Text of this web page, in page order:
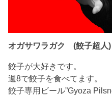
オガサワラガク (餃子超人)
餃子が大好きです。
週8で餃子を食べてます。
餃子専用ビール”Gyoza